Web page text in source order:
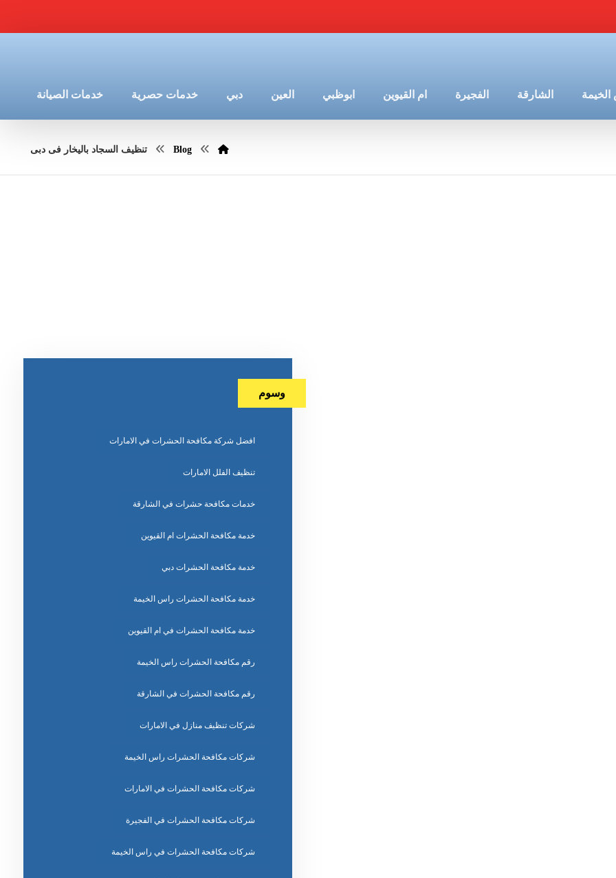
الشارقة الفجيرة ام القيوين ابوظبي العين دبي خدمات حصرية خدمات الصيانة
Blog تنظيف السجاد باليخار فى دبى
وسوم
افضل شركة مكافحة الحشرات في الامارات
تنظيف الفلل الامارات
خدمات مكافحة حشرات في الشارقة
خدمة مكافحة الحشرات ام القيوين
خدمة مكافحة الحشرات دبي
خدمة مكافحة الحشرات راس الخيمة
خدمة مكافحة الحشرات في ام القيوين
رقم مكافحة الحشرات راس الخيمة
رقم مكافحة الحشرات في الشارقة
شركات تنظيف منازل في الامارات
شركات مكافحة الحشرات راس الخيمة
شركات مكافحة الحشرات في الامارات
شركات مكافحة الحشرات في الفجيرة
شركات مكافحة الحشرات في راس الخيمة